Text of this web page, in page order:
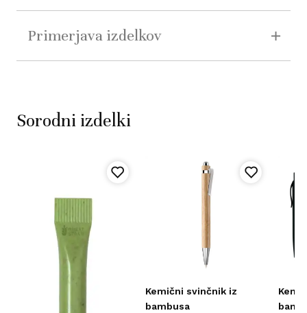
Primerjava izdelkov
Sorodni izdelki
Kemični svinčnik iz
bambusa